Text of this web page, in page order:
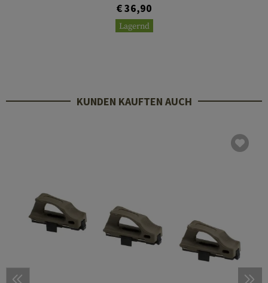
€ 36,90
Lagernd
KUNDEN KAUFTEN AUCH